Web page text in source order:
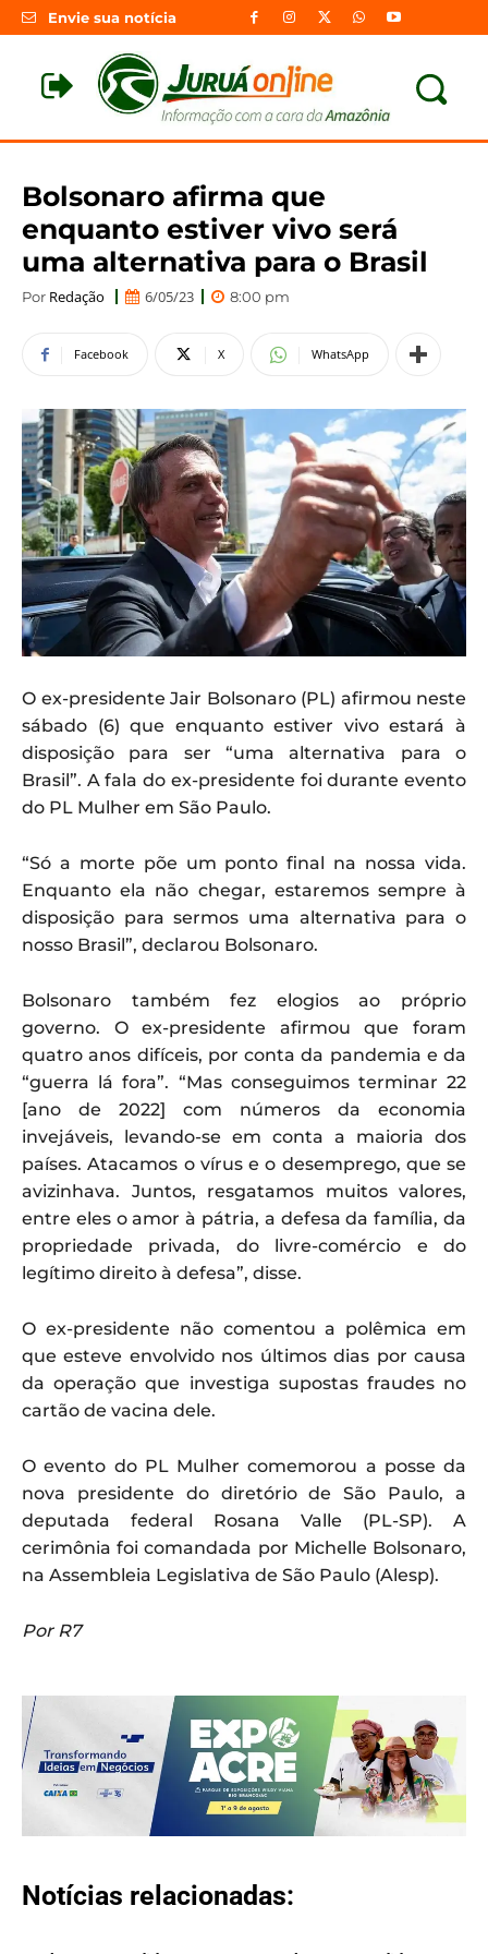
Envie sua notícia
Bolsonaro afirma que
enquanto estiver vivo será
uma alternativa para o Brasil
Por Redação 6/05/23 8:00 pm
Facebook X WhatsApp
O ex-presidente Jair Bolsonaro (PL) afirmou neste
sábado (6) que enquanto estiver vivo estará à
disposição para ser “uma alternativa para o
Brasil”. A fala do ex-presidente foi durante evento
do PL Mulher em São Paulo.
“Só a morte põe um ponto final na nossa vida.
Enquanto ela não chegar, estaremos sempre à
disposição para sermos uma alternativa para o
nosso Brasil”, declarou Bolsonaro.
Bolsonaro também fez elogios ao próprio
governo. O ex-presidente afirmou que foram
quatro anos difíceis, por conta da pandemia e da
“guerra lá fora”. “Mas conseguimos terminar 22
[ano de 2022] com números da economia
invejáveis, levando-se em conta a maioria dos
países. Atacamos o vírus e o desemprego, que se
avizinhava. Juntos, resgatamos muitos valores,
entre eles o amor à pátria, a defesa da família, da
propriedade privada, do livre-comércio e do
legítimo direito à defesa”, disse.
O ex-presidente não comentou a polêmica em
que esteve envolvido nos últimos dias por causa
da operação que investiga supostas fraudes no
cartão de vacina dele.
O evento do PL Mulher comemorou a posse da
nova presidente do diretório de São Paulo, a
deputada federal Rosana Valle (PL-SP). A
cerimônia foi comandada por Michelle Bolsonaro,
na Assembleia Legislativa de São Paulo (Alesp).
Por R7
Notícias relacionadas: